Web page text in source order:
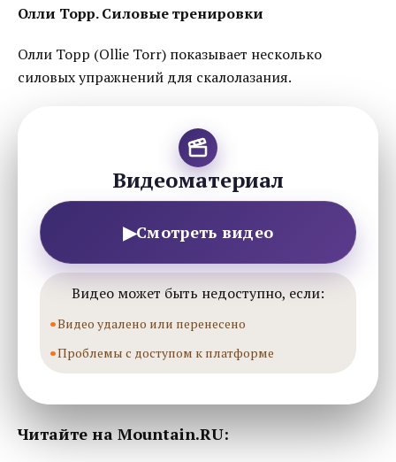
Олли Торр. Силовые тренировки
Олли Торр (Ollie Torr) показывает несколько
силовых упражнений для скалолазания.
Видеоматериал
▶Смотреть видео
Видео может быть недоступно, если:
Видео удалено или перенесено
Проблемы с доступом к платформе
Читайте на Mountain.RU: